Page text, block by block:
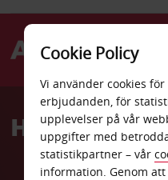
AvisHyrbil Dole
Cookie Policy
Vi använder cookies
erbjudanden, för
upplevelser på vår
uppgifter med
statistikpartner – vår
information. Genom att